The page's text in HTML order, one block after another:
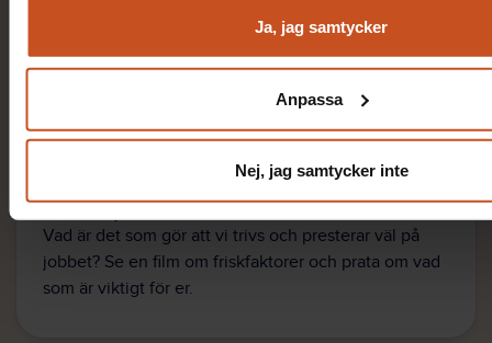
Ja, jag samtycker
Anpassa
Nej, jag samtycker inte20 min
Få koll på friskfaktorer
Vad är det som gör att vi trivs och presterar väl på
jobbet? Se en film om friskfaktorer och prata om vad
som är viktigt för er.